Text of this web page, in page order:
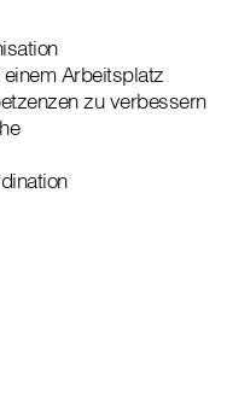
Arbeitsplatz
zu verbessern